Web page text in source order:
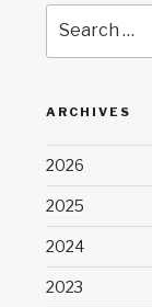
for:
ARCHIVES
2026
2025
2024
2023